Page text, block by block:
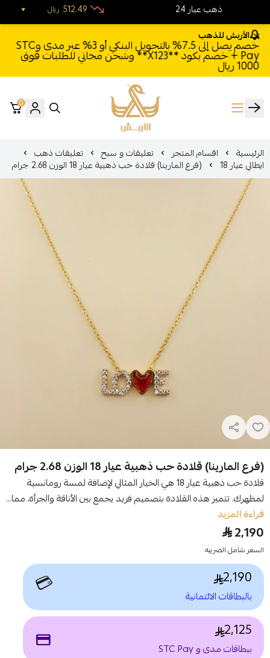
الأربش للذهب
خصم يصل إلى 7.5% بالتحويل البنكي أو 3% عبر مدى وSTC
Pay + خصم بكود **X123** وشحن مجاني للطلبات فوق
1000 ريال
الأربش للذهب
0
الرئيسية اقسام المتجر تعليقات و سبح تعليقات ذهب
ايطالي عيار 18 (فرع المارينا) قلادة حب ذهبية عيار 18 الوزن 2.68 جرام
(فرع المارينا) قلادة حب ذهبية عيار 18 الوزن 2.68 جرام
قلادة حب ذهبية عيار 18 هي الخيار المثالي لإضافة لمسة رومانسية
لمظهرك. تتميز هذه القلادة بتصميم فريد يجمع بين الأناقة والجرأة، مما...
قراءة المزيد
2,190
السعر شامل الضريبه
2,190
بالبطاقات الائتمانية 💳
2,125
ببطاقات مدى و STC Pay payment
24 ذهب عيار ريال 512.49